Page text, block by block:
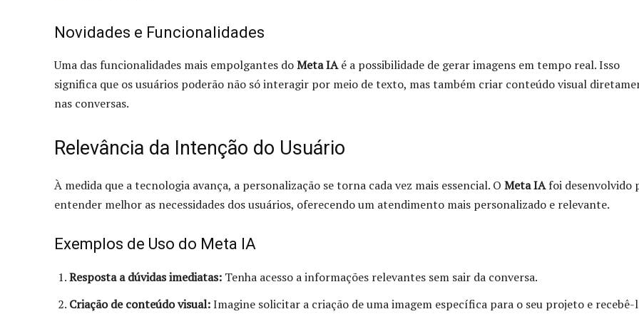
Novidades e Funcionalidades
Uma das funcionalidades mais empolgantes doMeta IAé a possibilidade de gerar imagens em tempo real. Isso
significa que os usuários poderão não só interagir por meio de texto, mas também criar conteúdo visual
nas conversas.
Relevância da Intenção do Usuário
À medida que a tecnologia avança, a personalização se torna cada vez mais essencial. O Meta IAfoi desenvolvido
entender melhor as necessidades dos usuários, oferecendo um atendimento mais personalizado e relevante.
Exemplos de Uso do Meta IA
Resposta a dúvidas imediatas: Tenha acesso a informações relevantes sem sair da conversa.
Criação de conteúdo visual:Imagine solicitar a criação de uma imagem específica para o seu projeto e recebê-